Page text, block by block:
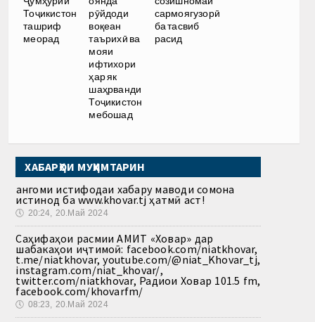
Тоҷикистон
ташриф
меорад
рӯйдоди
воқеан
таърихӣ ва
мояи
ифтихори
ҳар як
шаҳрванди
Тоҷикистон
мебошад
сармоягузорӣ
ба тасвиб
расид
ХАБАРҲОИ МУҲИМТАРИН
Ҳангоми истифодаи хабару маводи сомона
истинод ба www.khovar.tj ҳатмӣ аст!
🕔 20:24, 20.Май 2024
Саҳифаҳои расмии АМИТ «Ховар» дар
шабакаҳои иҷтимоӣ: facebook.com/niatkhovar,
t.me/niatkhovar, youtube.com/@niat_Khovar_tj,
instagram.com/niat_khovar/,
twitter.com/niatkhovar, Радиои Ховар 101.5 fm,
facebook.com/khovarfm/
🕔 08:23, 20.Май 2024